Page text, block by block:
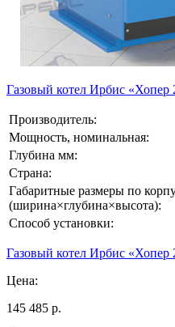
Газовый котел Ирбис
Производитель:
Мощность, номинальная:
Глубина мм:
Страна:
Габаритные размеры по
(ширина×глубина×высота):
Способ установки:
Газовый котел Ирбис
Цена:
145 485 р.